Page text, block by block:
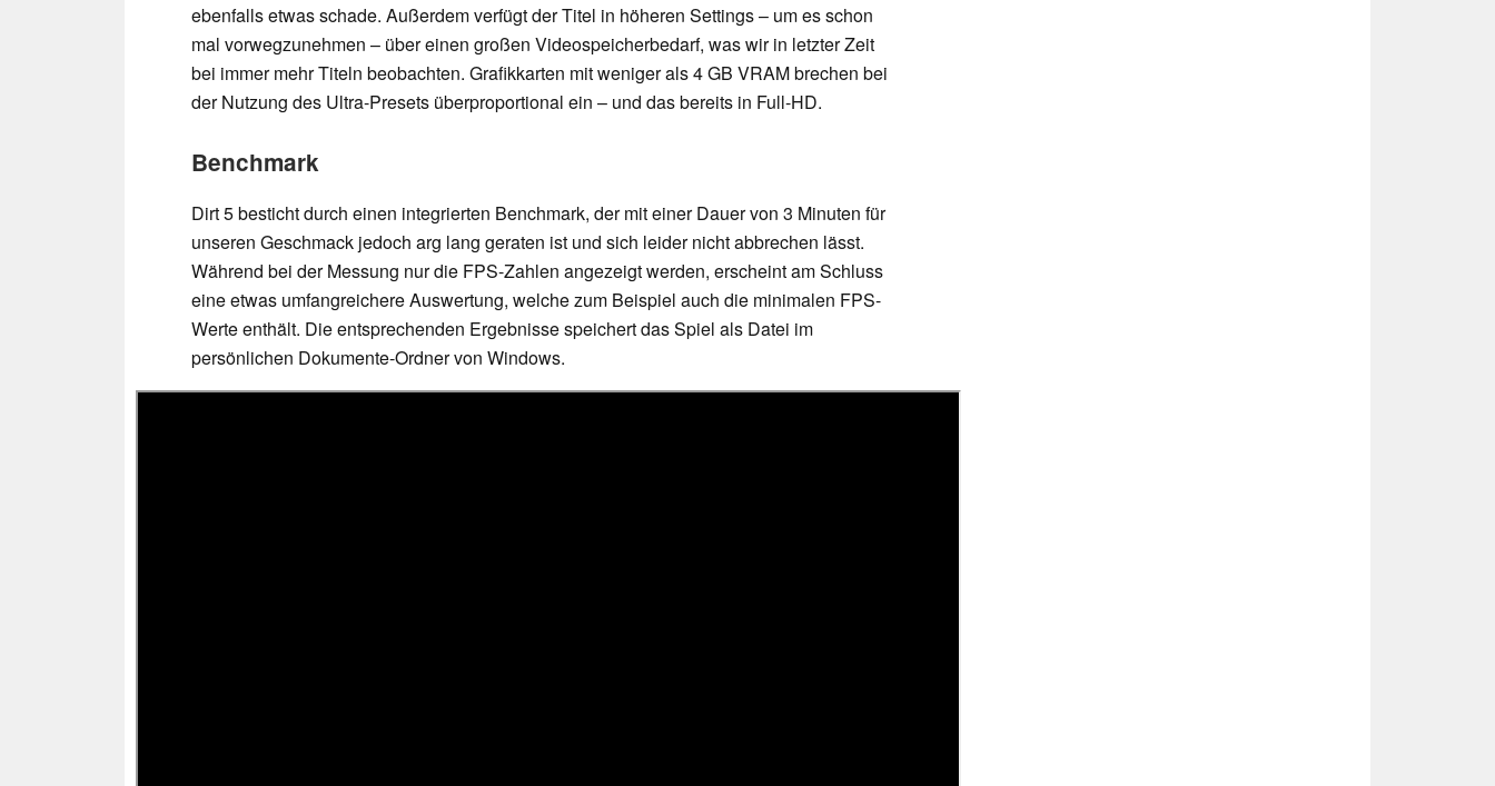
ebenfalls etwas schade. Außerdem verfügt der Titel in höheren Settings – um es schon
mal vorwegzunehmen – über einen großen Videospeicherbedarf, was wir in letzter Zeit
bei immer mehr Titeln beobachten. Grafikkarten mit weniger als 4 GB VRAM brechen bei
der Nutzung des Ultra-Presets überproportional ein – und das bereits in Full-HD.
Benchmark
Dirt 5 besticht durch einen integrierten Benchmark, der mit einer Dauer von 3 Minuten für
unseren Geschmack jedoch arg lang geraten ist und sich leider nicht abbrechen lässt.
Während bei der Messung nur die FPS-Zahlen angezeigt werden, erscheint am Schluss
eine etwas umfangreichere Auswertung, welche zum Beispiel auch die minimalen FPS-
Werte enthält. Die entsprechenden Ergebnisse speichert das Spiel als Datei im
persönlichen Dokumente-Ordner von Windows.